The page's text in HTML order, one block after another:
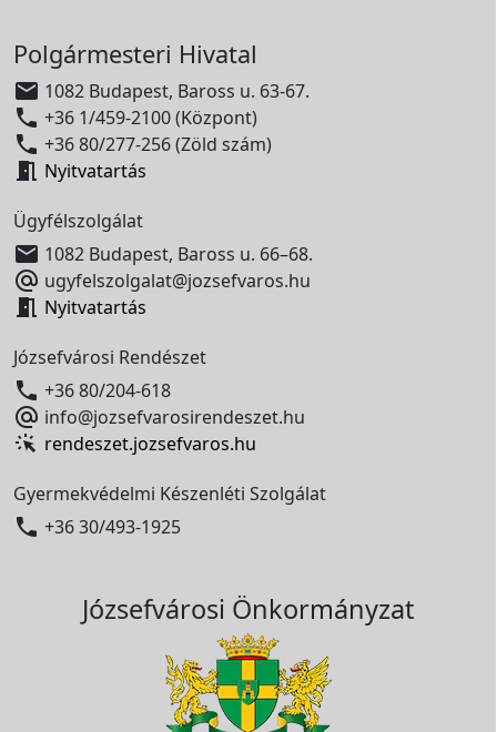
Polgármesteri Hivatal
 1082 Budapest, Baross u. 63-67.
 +36 1/459-2100 (Központ)
 +36 80/277-256 (Zöld szám)
 Nyitvatartás
Ügyfélszolgálat
 1082 Budapest, Baross u. 66–68.
 ugyfelszolgalat@jozsefvaros.hu
 Nyitvatartás
Józsefvárosi Rendészet
 +36 80/204-618
 info@jozsefvarosirendeszet.hu
rendeszet.jozsefvaros.hu
Gyermekvédelmi Készenléti Szolgálat
 +36 30/493-1925
Józsefvárosi Önkormányzat